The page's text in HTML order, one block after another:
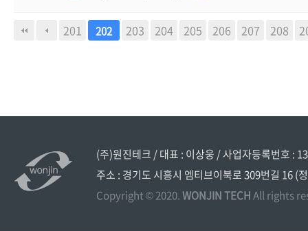
201 202 203 204 205 206 207 208
다음 맨끝
(주)원진테크 / 대표 : 이상웅 / 사업자등록번호 :
주소 : 경기도 시흥시 엠티브이북로 309번길 16
Copyright © 2020.WONJIN TECHAll rights